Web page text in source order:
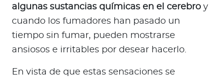
algunas sustancias químicas en el cerebro y
cuando los fumadores han pasado un
tiempo sin fumar, pueden mostrarse
ansiosos e irritables por desear hacerlo.
En vista de que estas sensaciones se